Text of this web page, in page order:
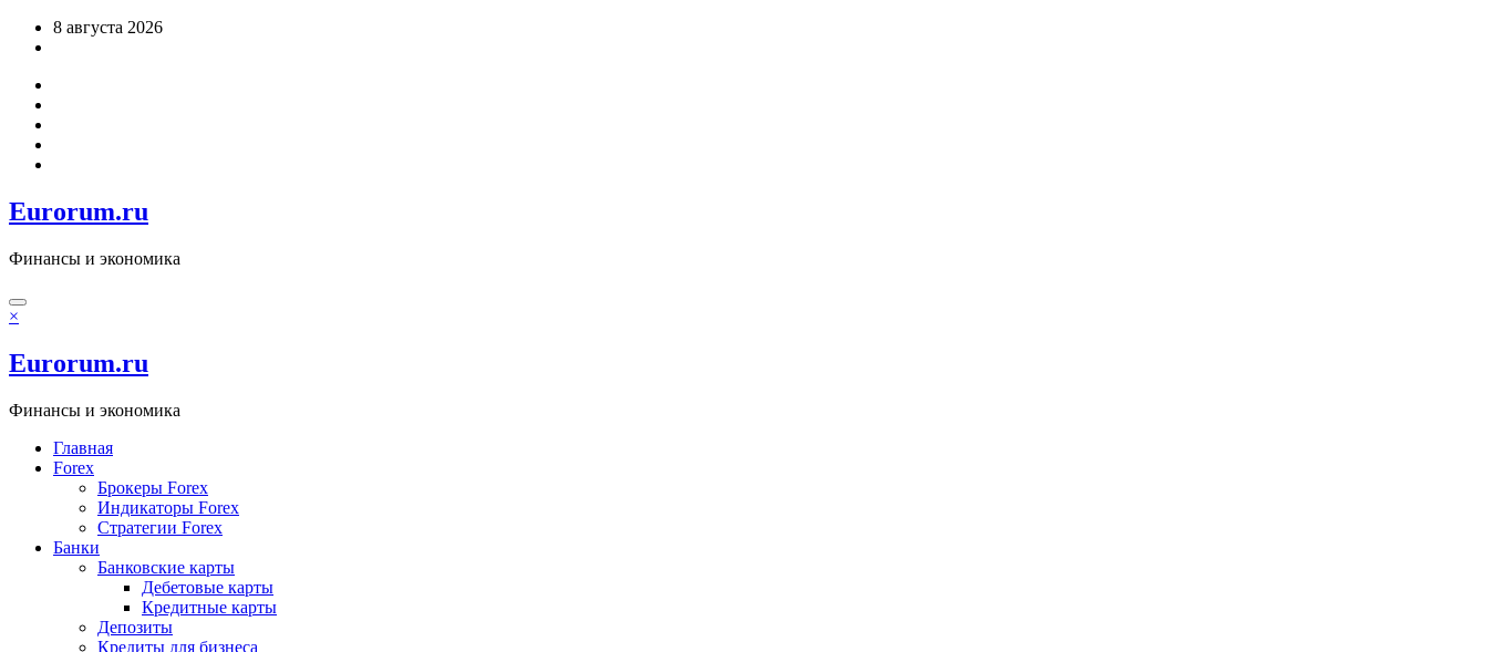
Перейти8 августа 2026
Eurorum.ru
Финансы и экономика
×
Eurorum.ru
Финансы и экономика
Главная
Forex
Брокеры Forex
Индикаторы Forex
Стратегии Forex
Банки
Банковские карты
Дебетовые карты
Кредитные карты
Депозиты
Кредиты для бизнеса